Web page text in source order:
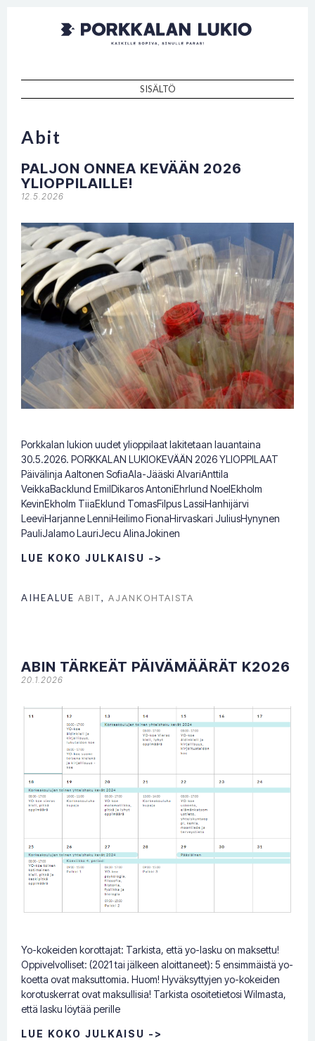
Porkkalan
lukio
Kaikille sopiva, sinulle paras!
SISÄLTÖ
Abit
PALJON ONNEA KEVÄÄN 2026
YLIOPPILAILLE!
12.5.2026
Porkkalan lukion uudet ylioppilaat lakitetaan lauantaina
30.5.2026. PORKKALAN LUKIOKEVÄÄN 2026 YLIOPPILAAT
Päivälinja Aaltonen SofiaAla-Jääski AlvariAnttila
VeikkaBacklund EmilDikaros AntoniEhrlund NoelEkholm
KevinEkholm TiiaEklund TomasFilpus LassiHanhijärvi
LeeviHarjanne LenniHeilimo FionaHirvaskari JuliusHynynen
PauliJalamo LauriJecu AlinaJokinen
LUE KOKO JULKAISU ->
AIHEALUE ABIT, AJANKOHTAISTA
ABIN TÄRKEÄT PÄIVÄMÄÄRÄT K2026
20.1.2026
Yo-kokeiden korottajat: Tarkista, että yo-lasku on maksettu!
Oppivelvolliset: (2021 tai jälkeen aloittaneet): 5 ensimmäistä yo-
koetta ovat maksuttomia. Huom! Hyväksyttyjen yo-kokeiden
korotuskerrat ovat maksullisia! Tarkista osoitetietosi Wilmasta,
että lasku löytää perille
LUE KOKO JULKAISU ->